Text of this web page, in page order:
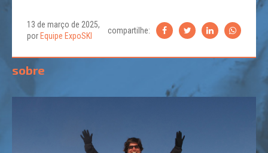
13 de março de 2025,
por Equipe ExpoSKI
compartilhe:
sobre